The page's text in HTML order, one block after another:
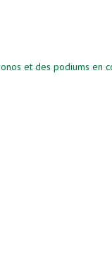
et des podiums en